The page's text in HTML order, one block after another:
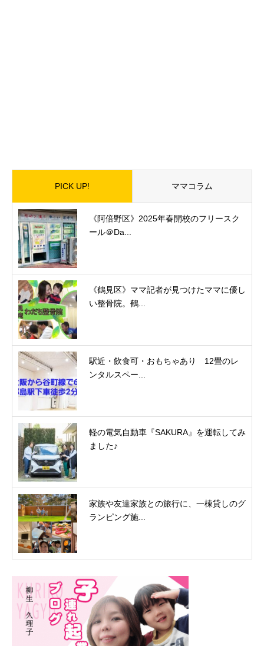
PICK UP! ママコラム
《阿倍野区》2025年春開校のフリースク
ール＠Da...
《鶴見区》ママ記者が見つけたママに優し
い整骨院。鶴...
駅近・飲食可・おもちゃあり 12畳のレ
ンタルスペー...
軽の電気自動車『SAKURA』を運転してみ
ました♪
家族や友達家族との旅行に、一棟貸しのグ
ランピング施...